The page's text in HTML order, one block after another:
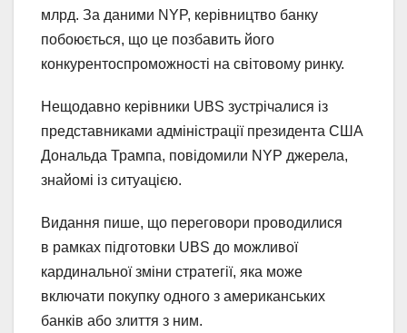
млрд. За даними NYP, керівництво банку
побоюється, що це позбавить його
конкурентоспроможності на світовому ринку.
Нещодавно керівники UBS зустрічалися із
представниками адміністрації президента США
Дональда Трампа, повідомили NYP джерела,
знайомі із ситуацією.
Видання пише, що переговори проводилися
в рамках підготовки UBS до можливої
кардинальної зміни стратегії, яка може
включати покупку одного з американських
банків або злиття з ним.